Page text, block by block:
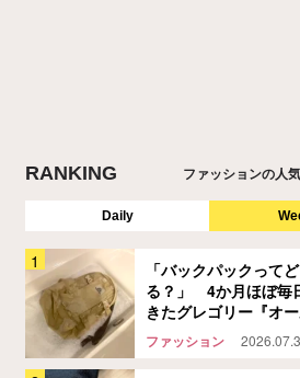
RANKING ファッションの人
Daily
「バックパックって
る？」 4か月ほぼ毎
きたグレゴリー『オー
を…
ファッション